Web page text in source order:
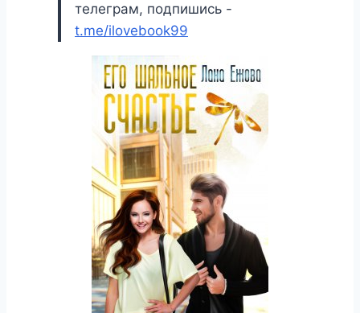
телеграм, подпишись -
t.me/ilovebook99